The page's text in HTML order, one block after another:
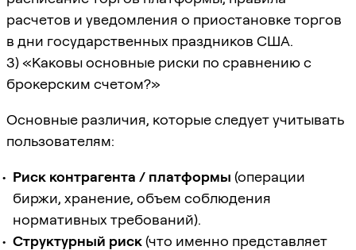
расчетов и уведомления о приостановке торгов
в дни государственных праздников США.
3) «Каковы основные риски по сравнению с
брокерским счетом?»
Основные различия, которые следует учитывать
пользователям:
Риск контрагента / платформы (операции
биржи, хранение, объем соблюдения
нормативных требований).
Структурный риск(что именно представляет